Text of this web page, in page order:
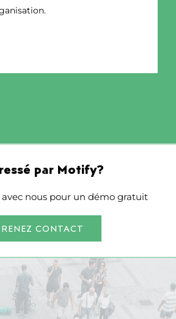
par Motify?
nous pour un démo gratuit
CONTACT